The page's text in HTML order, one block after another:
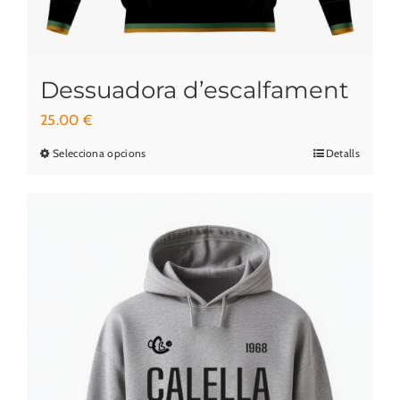
Dessuadora d’escalfament
25.00€
Selecciona opcionsAquest
diverses
variants.
Les
opcions
poden
triar
Detalls